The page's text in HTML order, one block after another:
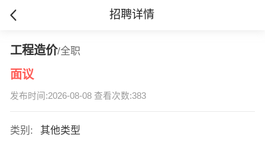
招聘详情
工程造价/全职
面议
发布时间:2026-08-08 查看次数:383
类别:
其他类型